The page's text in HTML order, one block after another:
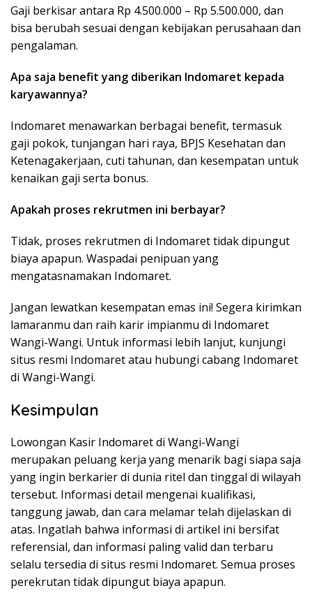
Gaji berkisar antara Rp 4.500.000 – Rp 5.500.000, dan
bisa berubah sesuai dengan kebijakan perusahaan dan
pengalaman.
Apa saja benefit yang diberikan Indomaret kepada
karyawannya?
Indomaret menawarkan berbagai benefit, termasuk
gaji pokok, tunjangan hari raya, BPJS Kesehatan dan
Ketenagakerjaan, cuti tahunan, dan kesempatan untuk
kenaikan gaji serta bonus.
Apakah proses rekrutmen ini berbayar?
Tidak, proses rekrutmen di Indomaret tidak dipungut
biaya apapun. Waspadai penipuan yang
mengatasnamakan Indomaret.
Jangan lewatkan kesempatan emas ini! Segera kirimkan
lamaranmu dan raih karir impianmu di Indomaret
Wangi-Wangi. Untuk informasi lebih lanjut, kunjungi
situs resmi Indomaret atau hubungi cabang Indomaret
di Wangi-Wangi.
Kesimpulan
Lowongan Kasir Indomaret di Wangi-Wangi
merupakan peluang kerja yang menarik bagi siapa saja
yang ingin berkarier di dunia ritel dan tinggal di wilayah
tersebut. Informasi detail mengenai kualifikasi,
tanggung jawab, dan cara melamar telah dijelaskan di
atas. Ingatlah bahwa informasi di artikel ini bersifat
referensial, dan informasi paling valid dan terbaru
selalu tersedia di situs resmi Indomaret. Semua proses
perekrutan tidak dipungut biaya apapun.